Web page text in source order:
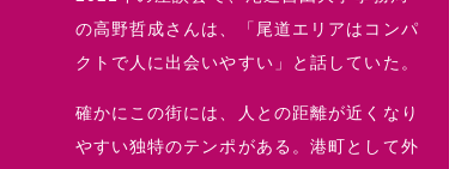
の高野哲成さんは、「尾道エリアはコンパ
クトで人に出会いやすい」と話していた。
確かにこの街には、人との距離が近くなり
やすい独特のテンポがある。港町として外